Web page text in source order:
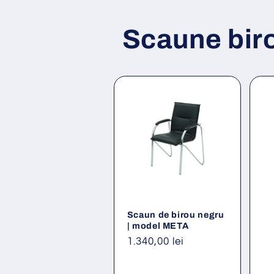
Scaune
Scaun de birou negru
| model META
Preț
1.340,00 lei